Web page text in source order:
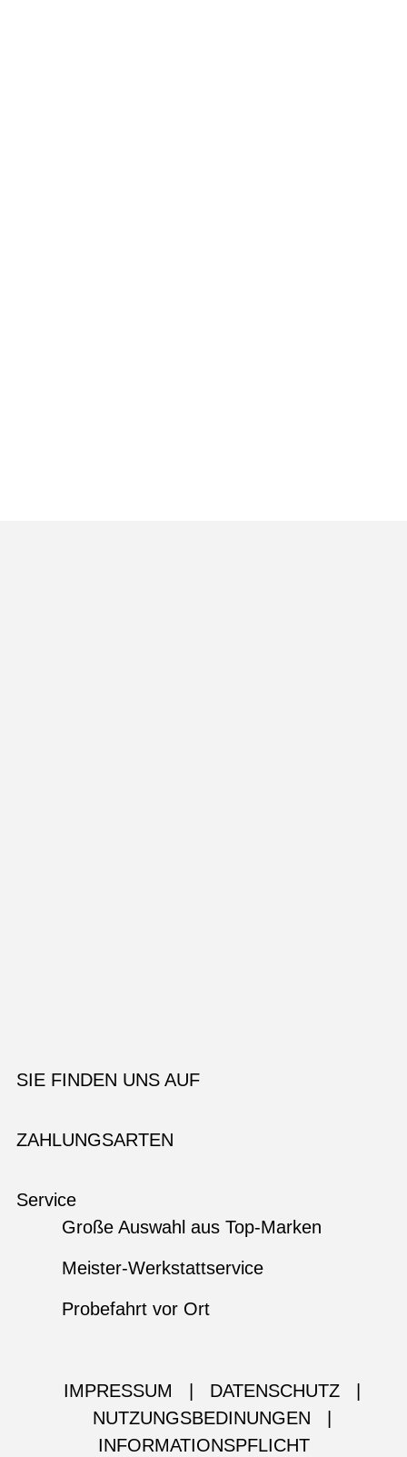
SIE FINDEN UNS AUF
ZAHLUNGSARTEN
Service
Große Auswahl aus Top-Marken
Meister-Werkstattservice
Probefahrt vor Ort
IMPRESSUM DATENSCHUTZ
NUTZUNGSBEDINUNGEN
INFORMATIONSPFLICHT